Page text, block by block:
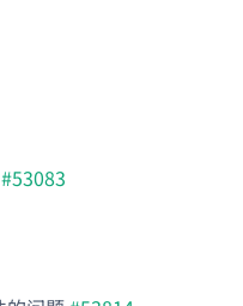
#53083